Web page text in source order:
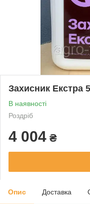
Захисник Екстра
В наявності
Роздріб
4 004 ₴
Опис Доставка